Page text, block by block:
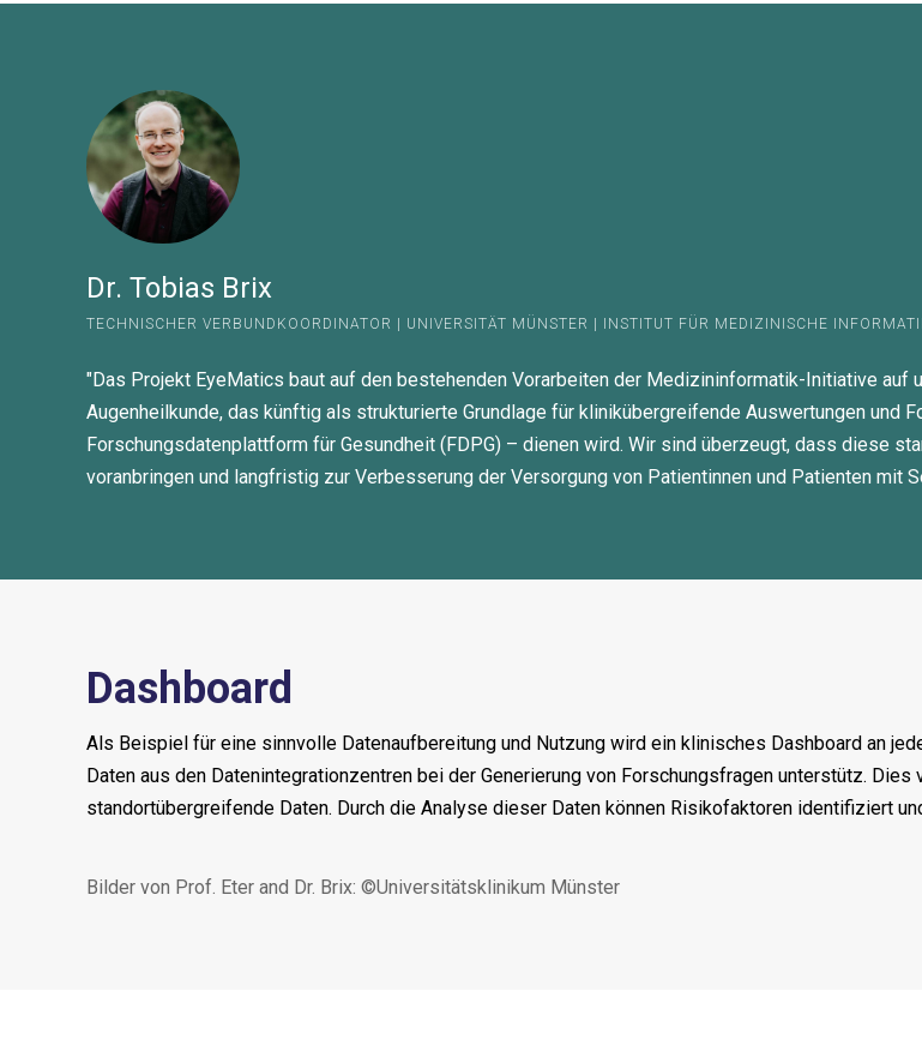
Dr. Tobias Brix
TECHNISCHER VERBUNDKOORDINATOR | UNIVERSITÄT MÜNSTER | INSTITUT FÜR MEDIZINISCHE
"Das Projekt EyeMatics baut auf den bestehenden Vorarbeiten der Medizininformatik-Initiative
Augenheilkunde, das künftig als strukturierte Grundlage für klinikübergreifende Auswertungen und
Forschungsdatenplattform für Gesundheit (FDPG) – dienen wird. Wir sind überzeugt, dass diese
voranbringen und langfristig zur Verbesserung der Versorgung von Patientinnen und Patienten mit
Dashboard
Als Beispiel für eine sinnvolle Datenaufbereitung und Nutzung wird ein klinisches Dashboard an
Daten aus den Datenintegrationzentren bei der Generierung von Forschungsfragen unterstütz.
standortübergreifende Daten. Durch die Analyse dieser Daten können Risikofaktoren identifiziert
Bilder von Prof. Eter and Dr. Brix: ©Universitätsklinikum Münster